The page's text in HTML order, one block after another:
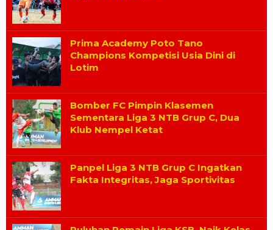
Prima Academy Poto Tano
Champions Kompetisi Usia Dini di
Lotim
Bomber FC Pimpin Klasemen
Sementara Liga 3 NTB Grup C, Dua
Klub Nempel Ketat
Panpel Liga 3 NTB Grup C Ingatkan
Fakta Integritas, Jaga Sportivitas